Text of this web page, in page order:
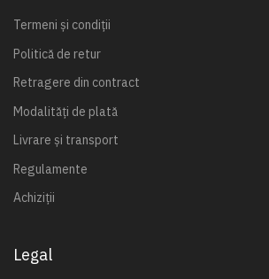
Termeni și condiții
Politică de retur
Retragere din contract
Modalități de plată
Livrare și transport
Regulamente
Achiziții
Legal